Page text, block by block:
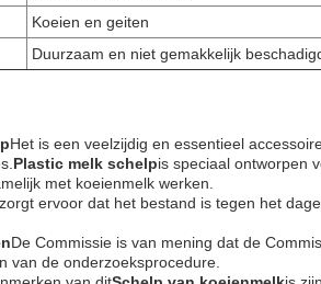
Koeien en geiten
Duurzaam en niet gemakkelijk
Het is een veelzijdig en essentieel
Plastic melk schelpis speciaal ontworpen
met koeienmelk werken.
ervoor dat het bestand is tegen het
De Commissie is van mening dat de
van de onderzoeksprocedure.